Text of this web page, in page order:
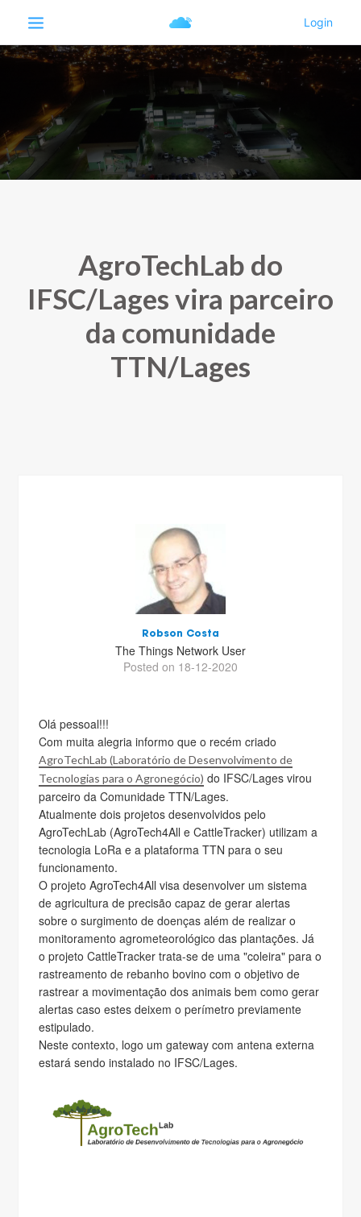
AgroTechLab do
IFSC/Lages vira parceiro
da comunidade
TTN/Lages
Robson Costa
The Things Network User
Posted on 18-12-2020
Olá pessoal!!!
Com muita alegria informo que o recém criado
AgroTechLab (Laboratório de Desenvolvimento de
Tecnologias para o Agronegócio) do IFSC/Lages virou
parceiro da Comunidade TTN/Lages.
Atualmente dois projetos desenvolvidos pelo
AgroTechLab (AgroTech4All e CattleTracker) utilizam a
tecnologia LoRa e a plataforma TTN para o seu
funcionamento.
O projeto AgroTech4All visa desenvolver um sistema
de agricultura de precisão capaz de gerar alertas
sobre o surgimento de doenças além de realizar o
monitoramento agrometeorológico das plantações. Já
o projeto CattleTracker trata-se de uma "coleira" para o
rastreamento de rebanho bovino com o objetivo de
rastrear a movimentação dos animais bem como gerar
alertas caso estes deixem o perímetro previamente
estipulado.
Neste contexto, logo um gateway com antena externa
estará sendo instalado no IFSC/Lages.